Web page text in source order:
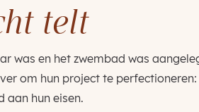
telt
was en het zwembad was
om hun project te
aan hun eisen.